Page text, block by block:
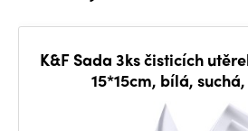
K&F Sada 3ks čisticích
15*15cm, bílá,